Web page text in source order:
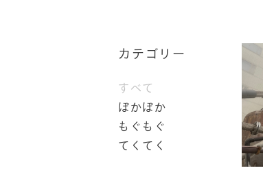
カテゴリー
すべて
ぽかぽか
もぐもぐ
てくてく